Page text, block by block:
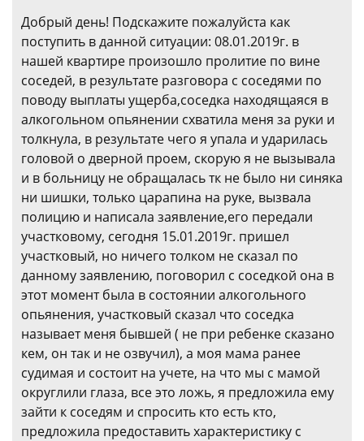
Добрый день! Подскажите пожалуйста как
поступить в данной ситуации: 08.01.2019г. в
нашей квартире произошло пролитие по вине
соседей, в результате разговора с соседями по
поводу выплаты ущерба,соседка находящаяся в
алкогольном опьянении схватила меня за руки и
толкнула, в результате чего я упала и ударилась
головой о дверной проем, скорую я не вызывала
и в больницу не обращалась тк не было ни синяка
ни шишки, только царапина на руке, вызвала
полицию и написала заявление,его передали
участковому, сегодня 15.01.2019г. пришел
участковый, но ничего толком не сказал по
данному заявлению, поговорил с соседкой она в
этот момент была в состоянии алкогольного
опьянения, участковый сказал что соседка
называет меня бывшей ( не при ребенке сказано
кем, он так и не озвучил), а моя мама ранее
судимая и состоит на учете, на что мы с мамой
округлили глаза, все это ложь, я предложила ему
зайти к соседям и спросить кто есть кто,
предложила предоставить характеристику с